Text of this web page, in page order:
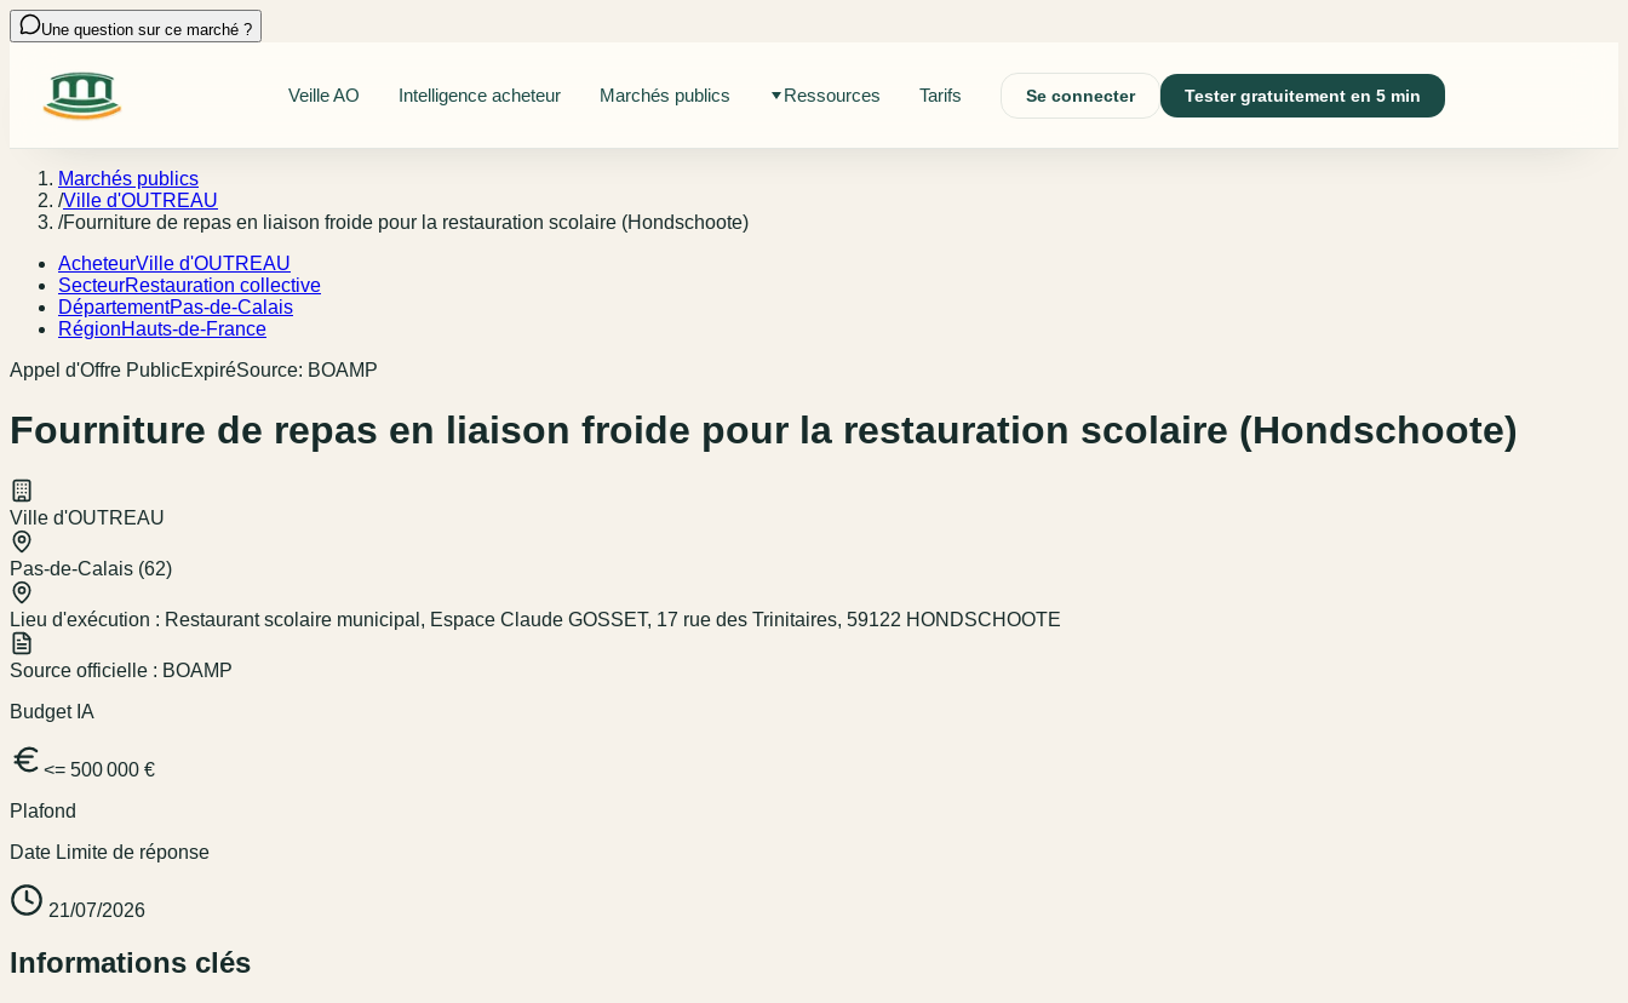
Une question sur ce marché ?
Veille AO Intelligence acheteur Marchés publics Ressources Tarifs Se connecter Tester gratuitement en 5 min
Marchés publics
/Ville d'OUTREAU
/Fourniture de repas en liaison froide pour la restauration scolaire (Hondschoote)
AcheteurVille d'OUTREAU
SecteurRestauration collective
DépartementPas-de-Calais
RégionHauts-de-France
Appel d'Offre PublicExpiréSource: BOAMP
Fourniture de repas en liaison froide pour la restauration scolaire (Hondschoote)
Ville d'OUTREAU
Pas-de-Calais (62)
Lieu d'exécution : Restaurant scolaire municipal, Espace Claude GOSSET, 17 rue des Trinitaires, 59122 HONDSCHOOTE
Source officielle : BOAMP
Budget IA
<= 500 000 €
Plafond
Date Limite de réponse
21/07/2026
Informations clés